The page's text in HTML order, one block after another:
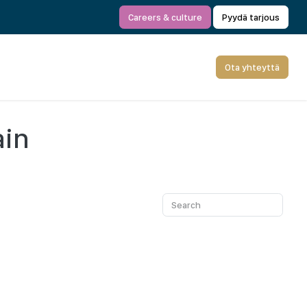
Careers & culture Pyydä tarjous
Ota yhteyttä